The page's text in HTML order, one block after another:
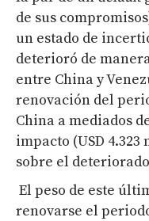
de sus
un estado de
deterioró de
entre China y
renovación del
China a mediados
impacto (USD
sobre el
El peso de este
renovarse el